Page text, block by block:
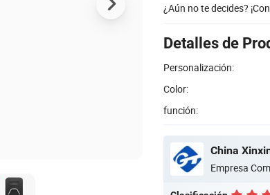
¿Aún no te decides?
Detalles de
Personalización:
Color:
función:
China
Empresa